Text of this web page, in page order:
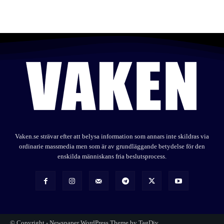
Vaken.se strävar efter att belysa information som annars inte skildras via
ordinarie massmedia men som är av grundläggande betydelse för den
enskilda människans fria beslutsprocess.